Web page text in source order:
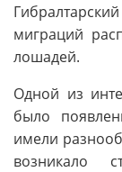
миграций
лошадей.
Одной из
было
имели
возникало